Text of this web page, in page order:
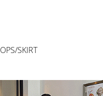
OPS/SKIRT